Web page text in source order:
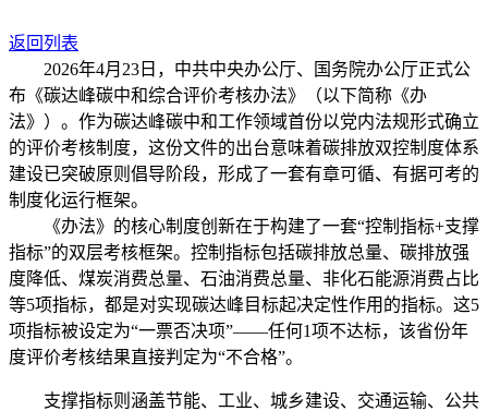
返回列表
2026年4月23日，中共中央办公厅、国务院办公厅正式公
布《碳达峰碳中和综合评价考核办法》（以下简称《办
法》）。作为碳达峰碳中和工作领域首份以党内法规形式确立
的评价考核制度，这份文件的出台意味着碳排放双控制度体系
建设已突破原则倡导阶段，形成了一套有章可循、有据可考的
制度化运行框架。
《办法》的核心制度创新在于构建了一套“控制指标+支撑
指标”的双层考核框架。控制指标包括碳排放总量、碳排放强
度降低、煤炭消费总量、石油消费总量、非化石能源消费占比
等5项指标，都是对实现碳达峰目标起决定性作用的指标。这5
项指标被设定为“一票否决项”——任何1项不达标，该省份年
度评价考核结果直接判定为“不合格”。
支撑指标则涵盖节能、工业、城乡建设、交通运输、公共